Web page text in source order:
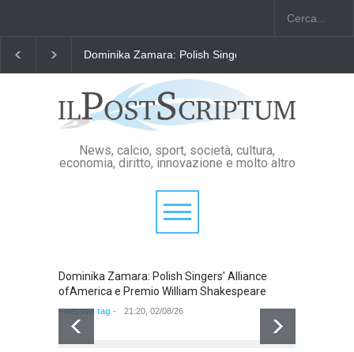
Dominika Zamara: Polish Singers' Alliance ofAmerica e
News, calcio, sport, società, cultura,
economia, diritto, innovazione e molto altro
Dominika Zamara: Polish Singers' Alliance
ofAmerica e Premio William Shakespeare
- nessun tag - 21:20, 02/08/26